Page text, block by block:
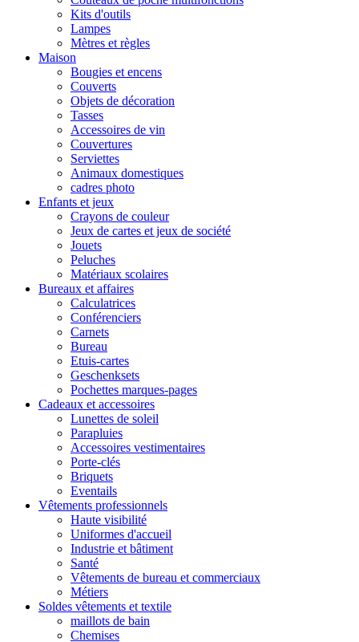
Kits d'outils
Lampes
Mètres et règles
Maison
Bougies et encens
Couverts
Objets de décoration
Tasses
Accessoires de vin
Couvertures
Serviettes
Animaux domestiques
cadres photo
Enfants et jeux
Crayons de couleur
Jeux de cartes et jeux de société
Jouets
Peluches
Matériaux scolaires
Bureaux et affaires
Calculatrices
Conférenciers
Carnets
Bureau
Etuis-cartes
Geschenksets
Pochettes marques-pages
Cadeaux et accessoires
Lunettes de soleil
Parapluies
Accessoires vestimentaires
Porte-clés
Briquets
Eventails
Vêtements professionnels
Haute visibilité
Uniformes d'accueil
Industrie et bâtiment
Santé
Vêtements de bureau et commerciaux
Métiers
Soldes vêtements et textile
maillots de bain
Chemises